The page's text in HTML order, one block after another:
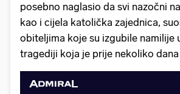
posebno naglasio da svi nazočni
kao i cijela katolička zajednica,
obiteljima koje su izgubile namilije
tragediji koja je prije nekoliko